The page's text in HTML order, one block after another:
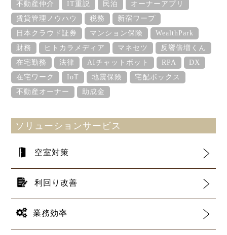
不動産仲介
IT重説 民泊
オーナーアプリ
賃貸管理ノウハウ
税務
新宿ワープ
日本クラウド証券
マンション保険
WealthPark
財務
ヒトカラメディア マネセツ
反響倍増くん
在宅勤務
法律 AIチャットボット RPA
DX
在宅ワーク
IoT 地震保険
宅配ボックス
不動産オーナー
助成金
ソリューションサービス
空室対策
利回り改善
業務効率